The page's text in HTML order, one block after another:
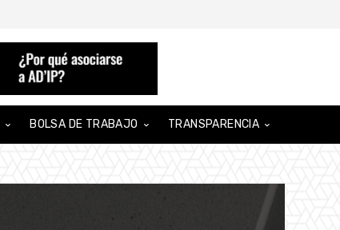
BOLSA DE TRABAJO TRANSPARENCIA